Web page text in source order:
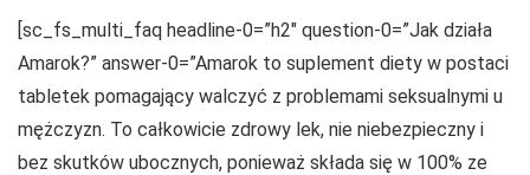
[sc_fs_multi_faq headline-0=”h2″ question-0=”Jak działa
Amarok?” answer-0=”Amarok to suplement diety w postaci
tabletek pomagający walczyć z problemami seksualnymi u
mężczyzn. To całkowicie zdrowy lek, nie niebezpieczny i
bez skutków ubocznych, ponieważ składa się w 100% ze